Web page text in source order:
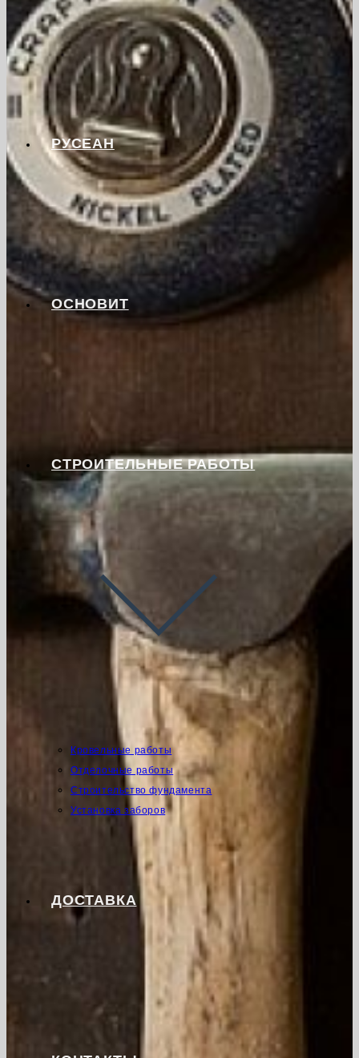
РУСЕАН
ОСНОВИТ
СТРОИТЕЛЬНЫЕ РАБОТЫ
Кровельные работы
Отделочные работы
Строительство фундамента
Установка заборов
ДОСТАВКА